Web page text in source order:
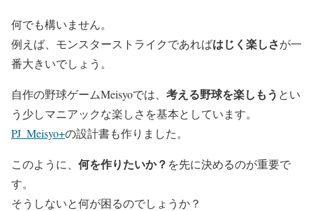
何でも構いません。
例えば、モンスターストライクであればはじく楽しさが一
番大きいでしょう。
自作の野球ゲームMeisyoでは、 考える野球を楽しもう とい
う少しマニアックな楽しさを基本としています。
PJ_Meisyo+の設計書も作りました。
このように、 何を作りたいか？ を先に決めるのが重要で
す。
そうしないと何が困るのでしょうか？